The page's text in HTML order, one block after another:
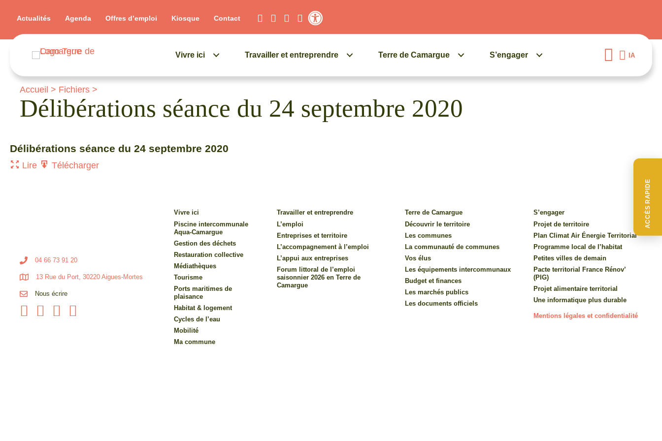
ACCÈS RAPIDE
Actualités Agenda Offres d’emploi Kiosque
Contact
Vivre ici Travailler et entreprendre Terre de Camargue S’engager IA
Accueil > Fichiers >
Délibérations séance du 24 septembre 2020
Délibérations séance du 24 septembre 2020
Lire Télécharger
04 66 73 91 20
13 Rue du Port, 30220 Aigues-Mortes
Nous écrire
Vivre ici
Piscine intercommunale
Aqua-Camargue
Gestion des déchets
Restauration collective
Médiathèques
Tourisme
Ports maritimes de
plaisance
Habitat & logement
Cycles de l’eau
Mobilité
Ma commune
Travailler et entreprendre
L’emploi
Entreprises et territoire
L’accompagnement à l’emploi
L’appui aux entreprises
Forum littoral de l’emploi
saisonnier 2026 en Terre de
Camargue
Terre de Camargue
Découvrir le territoire
Les communes
La communauté de communes
Vos élus
Les équipements intercommunaux
Budget et finances
Les marchés publics
Les documents officiels
S’engager
Projet de territoire
Plan Climat Air Énergie Territorial
Programme local de l’habitat
Petites villes de demain
Pacte territorial France Rénov’
(PIG)
Projet alimentaire territorial
Une informatique plus durable
Mentions légales et confidentialité